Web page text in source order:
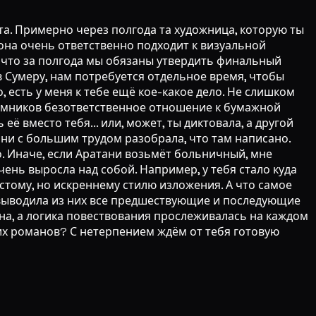
Примерно через полгода та художница, которую ты
очень ответственно подходит к визуальной
за полгода мы обязаны утвердить финальный
нам потребуется отдельное время, чтобы
есть у меня к тебе ещё кое-какое дело. Не слишком
безответственное отношение к бумажной
вместо тебя... или, может, ты диктовала, а другой
с большим трудом разобрала, что там написано.
Иначе, если Аратани возьмёт больничный, мне
выросла над собой. Например, у тебя стало куда
но искреннему стилю изложения. А что самое
из них все предшествующие и последующие
а логика повествования прослеживалась на каждом
романов? С нетерпением ждём от тебя готовую